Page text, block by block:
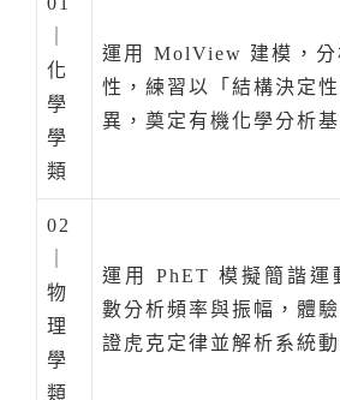
化
學
學
類
運用 MolView 建模，分
性，練習以「結構決定
異，奠定有機化學分析基
02
物
理
學
類
運用 PhET 模擬簡諧運
數分析頻率與振幅，體
證虎克定律並解析系統動